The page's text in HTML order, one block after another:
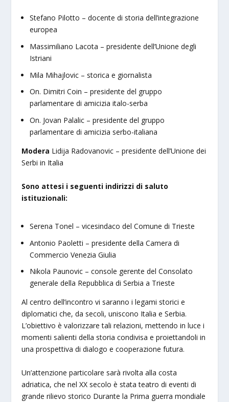
Stefano Pilotto – docente di storia dell’integrazione
europea
Massimiliano Lacota – presidente dell’Unione degli
Istriani
Mila Mihajlovic – storica e giornalista
On. Dimitri Coin – presidente del gruppo
parlamentare di amicizia italo-serba
On. Jovan Palalic – presidente del gruppo
parlamentare di amicizia serbo-italiana
Modera Lidija Radovanovic – presidente dell’Unione dei
Serbi in Italia
Sono attesi i seguenti indirizzi di saluto
istituzionali:
Serena Tonel – vicesindaco del Comune di Trieste
Antonio Paoletti – presidente della Camera di
Commercio Venezia Giulia
Nikola Paunovic – console gerente del Consolato
generale della Repubblica di Serbia a Trieste
Al centro dell’incontro vi saranno i legami storici e
diplomatici che, da secoli, uniscono Italia e Serbia.
L’obiettivo è valorizzare tali relazioni, mettendo in luce i
momenti salienti della storia condivisa e proiettandoli in
una prospettiva di dialogo e cooperazione futura.
Un’attenzione particolare sarà rivolta alla costa
adriatica, che nel XX secolo è stata teatro di eventi di
grande rilievo storico Durante la Prima guerra mondiale